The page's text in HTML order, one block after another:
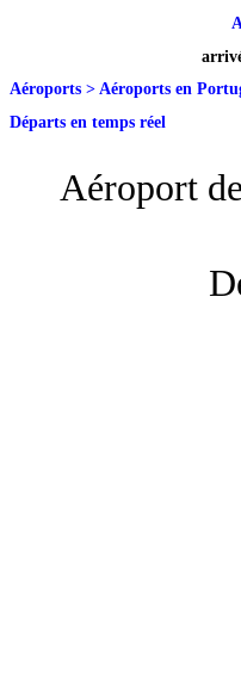
Aéroports > Aéroports en
Départs en temps réel
Aéroport